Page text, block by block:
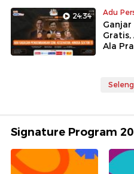
24:34 Adu
Gratis,
Ala
Signature Program